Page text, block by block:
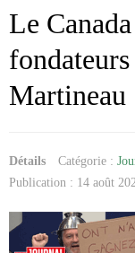
Le
Martineau
Détails Catégorie :
Publication : 14 août